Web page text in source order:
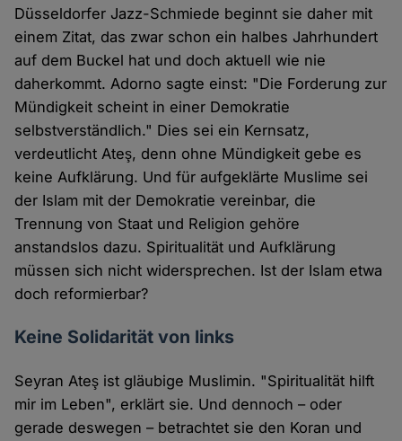
Düsseldorfer Jazz-Schmiede beginnt sie daher mit
einem Zitat, das zwar schon ein halbes Jahrhundert
auf dem Buckel hat und doch aktuell wie nie
daherkommt. Adorno sagte einst: "Die Forderung zur
Mündigkeit scheint in einer Demokratie
selbstverständlich." Dies sei ein Kernsatz,
verdeutlicht Ateş, denn ohne Mündigkeit gebe es
keine Aufklärung. Und für aufgeklärte Muslime sei
der Islam mit der Demokratie vereinbar, die
Trennung von Staat und Religion gehöre
anstandslos dazu. Spiritualität und Aufklärung
müssen sich nicht widersprechen. Ist der Islam etwa
doch reformierbar?
Keine Solidarität von links
Seyran Ateş ist gläubige Muslimin. "Spiritualität hilft
mir im Leben", erklärt sie. Und dennoch – oder
gerade deswegen – betrachtet sie den Koran und